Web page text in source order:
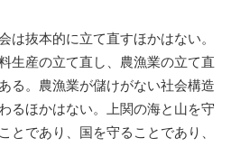
抜本的に立て直すほかはない。
生産の立て直し、農漁業の立て直
る。農漁業が儲けがない社会構造
るほかはない。上関の海と山を守
とであり、国を守ることであり、